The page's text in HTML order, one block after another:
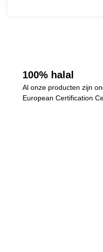
100% halal
Al onze producten zijn
European Certification